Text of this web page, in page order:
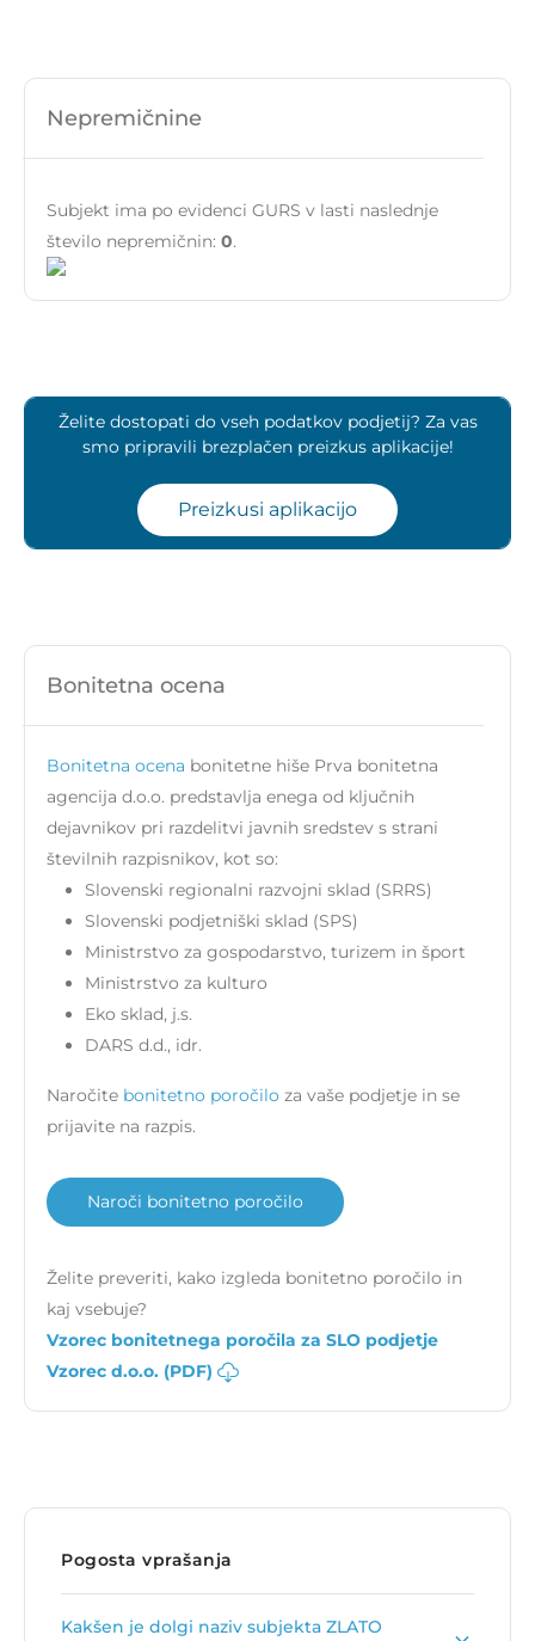
Nepremičnine
Subjekt ima po evidenci GURS v lasti naslednje
število nepremičnin: 0.
Želite dostopati do vseh podatkov podjetij? Za vas
smo pripravili brezplačen preizkus aplikacije!
Preizkusi aplikacijo
Bonitetna ocena
Bonitetna ocena bonitetne hiše Prva bonitetna
agencija d.o.o. predstavlja enega od ključnih
dejavnikov pri razdelitvi javnih sredstev s strani
številnih razpisnikov, kot so:
Slovenski regionalni razvojni sklad (SRRS)
Slovenski podjetniški sklad (SPS)
Ministrstvo za gospodarstvo, turizem in šport
Ministrstvo za kulturo
Eko sklad, j.s.
DARS d.d., idr.
Naročite bonitetno poročilo za vaše podjetje in se
prijavite na razpis.
Naroči bonitetno poročilo
Želite preveriti, kako izgleda bonitetno poročilo in
kaj vsebuje?
Vzorec bonitetnega poročila za SLO podjetje
Vzorec d.o.o. (PDF)
Pogosta vprašanja
Kakšen je dolgi naziv subjekta ZLATO